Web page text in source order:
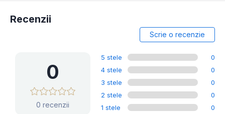
Recenzii
Scrie o recenzie
0
0 recenzii
5 stele
0
4 stele
0
3 stele
0
2 stele
0
1 stele
0